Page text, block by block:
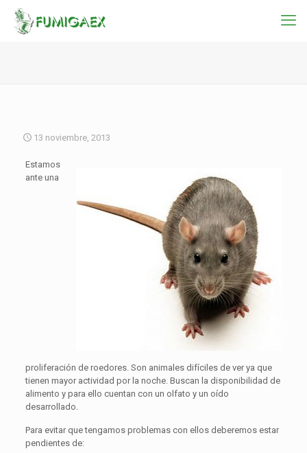
13 noviembre, 2013
Estamos
ante una
proliferación de roedores. Son animales difíciles de ver ya que
tienen mayor actividad por la noche. Buscan la disponibilidad de
alimento y para ello cuentan con un olfato y un oído
desarrollado.
Para evitar que tengamos problemas con ellos deberemos estar
pendientes de: